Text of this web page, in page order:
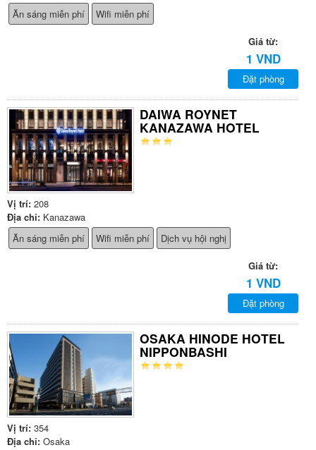
Ăn sáng miễn phí
Wifi miễn phí
Giá từ:
1 VND
Đặt phòng
DAIWA ROYNET
KANAZAWA HOTEL
Vị trí: 208
Địa chỉ: Kanazawa
Ăn sáng miễn phí
Wifi miễn phí Dịch vụ hội nghị
Giá từ:
1 VND
Đặt phòng
OSAKA HINODE HOTEL
NIPPONBASHI
Vị trí: 354
Địa chỉ: Osaka